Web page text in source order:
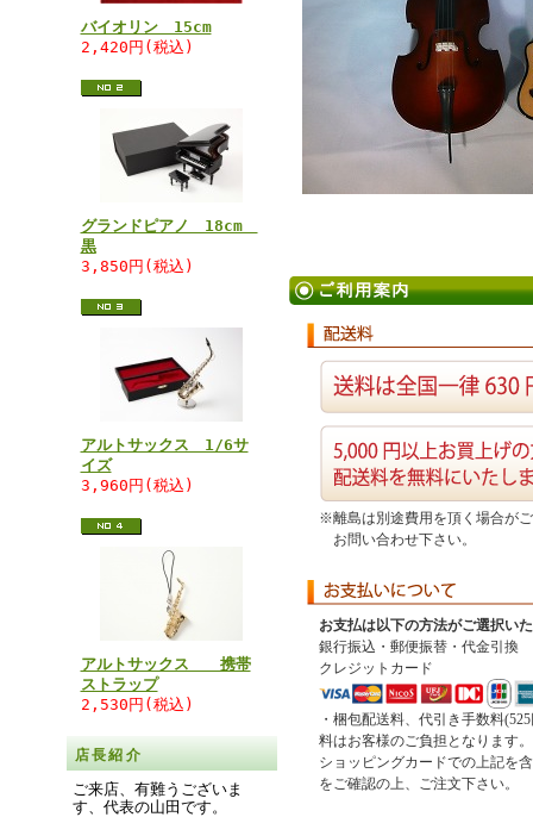
バイオリン 15cm
2,420円(税込)
グランドピアノ 18cm
黒
3,850円(税込)
アルトサックス 1/6サ
イズ
3,960円(税込)
アルトサックス 携帯
ストラップ
2,530円(税込)
店長紹介
ご来店、有難うございま
す、代表の山田です。
※離島は別途費用を頂く場合が
お問い合わせ下さい。
お支払は以下の方法がご選択い
銀行振込・郵便振替・代金引換
クレジットカード
・梱包配送料、代引き手数料
料はお客様のご負担となります。
ショッピングカードでの上記を
をご確認の上、ご注文下さい。